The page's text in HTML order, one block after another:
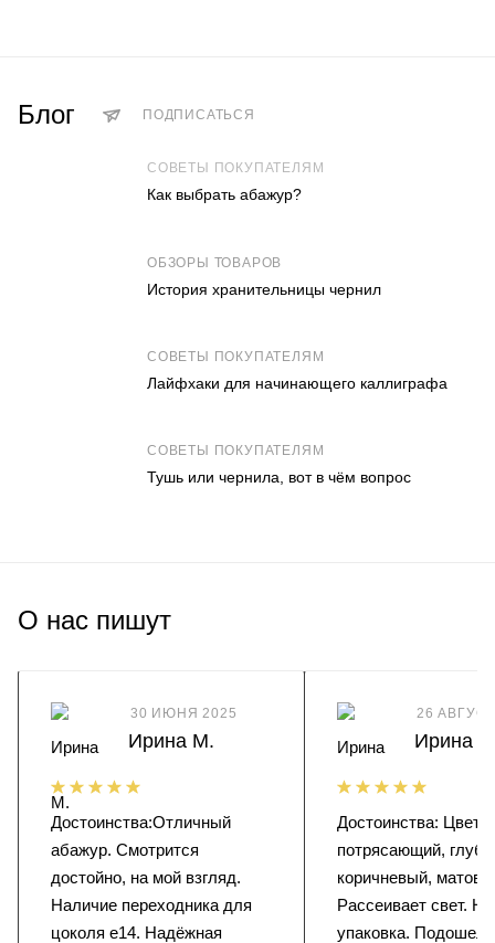
Блог ПОДПИСАТЬСЯ
СОВЕТЫ ПОКУПАТЕЛЯМ
Как выбрать абажур?
ОБЗОРЫ ТОВАРОВ
История хранительницы чернил
СОВЕТЫ ПОКУПАТЕЛЯМ
Лайфхаки для начинающего каллиграфа
СОВЕТЫ ПОКУПАТЕЛЯМ
Тушь или чернила, вот в чём вопрос
О нас пишут
30 ИЮНЯ 2025
Ирина М.
Достоинства:Отличный
абажур. Смотрится
достойно, на мой взгляд.
Наличие переходника для
цоколя е14. Надёжная
26
Ирина
Достоинства: Цвет
потрясающий,
коричневый,
Рассеивает свет.
упаковка. Подошел